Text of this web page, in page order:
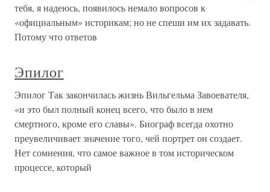
тебя, я надеюсь, появилось немало вопросов к
«официальным» историкам; но не спеши им их задавать.
Потому что ответов
Эпилог
Эпилог Так закончилась жизнь Вильгельма Завоевателя,
«и это был полный конец всего, что было в нем
смертного, кроме его славы». Биограф всегда охотно
преувеличивает значение того, чей портрет он создает.
Нет сомнения, что самое важное в том историческом
процессе, который